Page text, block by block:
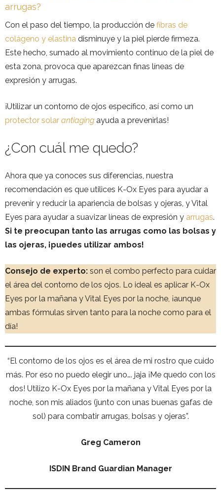
arrugas?
Con el paso del tiempo, la producción de fibras de
colágeno y elastina disminuye y la piel pierde firmeza.
Este hecho, sumado al movimiento continuo de la piel de
esta zona, provoca que aparezcan finas líneas de
expresión y arrugas.
¡Utilizar un contorno de ojos específico, así como un
protector solar antiaging ayuda a prevenirlas!
¿Con cuál me quedo?
Ahora que ya conoces sus diferencias, nuestra
recomendación es que utilices K-Ox Eyes para ayudar a
prevenir y reducir la apariencia de bolsas y ojeras, y Vital
Eyes para ayudar a suavizar líneas de expresión y arrugas.
Si te preocupan tanto las arrugas como las bolsas y
las ojeras, ¡puedes utilizar ambos!
Consejo de experto: son el combo perfecto para cuidar
el área del contorno de los ojos. Lo ideal es aplicar K-Ox
Eyes por la mañana y Vital Eyes por la noche, ¡aunque
ambas fórmulas sirven tanto para la noche como para el
día!
“El contorno de los ojos es el área de mi rostro que cuido
más. Por eso no puedo elegir uno…. jaja ¡Me quedo con los
dos! Utilizo K-Ox Eyes por la mañana y Vital Eyes por la
noche, son mis aliados (junto con unas buenas gafas de
sol) para combatir arrugas, bolsas y ojeras”.
Greg Cameron
ISDIN Brand Guardian Manager